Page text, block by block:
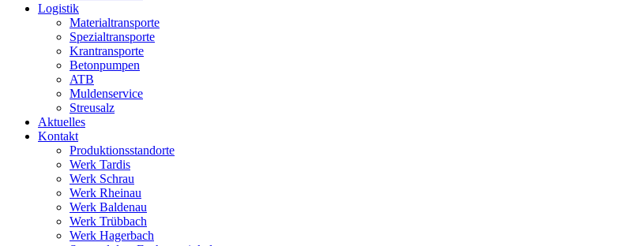
Logistik
Materialtransporte
Spezialtransporte
Krantransporte
Betonpumpen
ATB
Muldenservice
Streusalz
Aktuelles
Kontakt
Produktionsstandorte
Werk Tardis
Werk Schrau
Werk Rheinau
Werk Baldenau
Werk Trübbach
Werk Hagerbach